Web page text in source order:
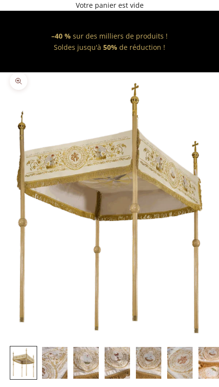
Votre panier est vide
–40 % sur des milliers de produits !
Soldes jusqu'à 50% de réduction !
Zoomer sur l'image